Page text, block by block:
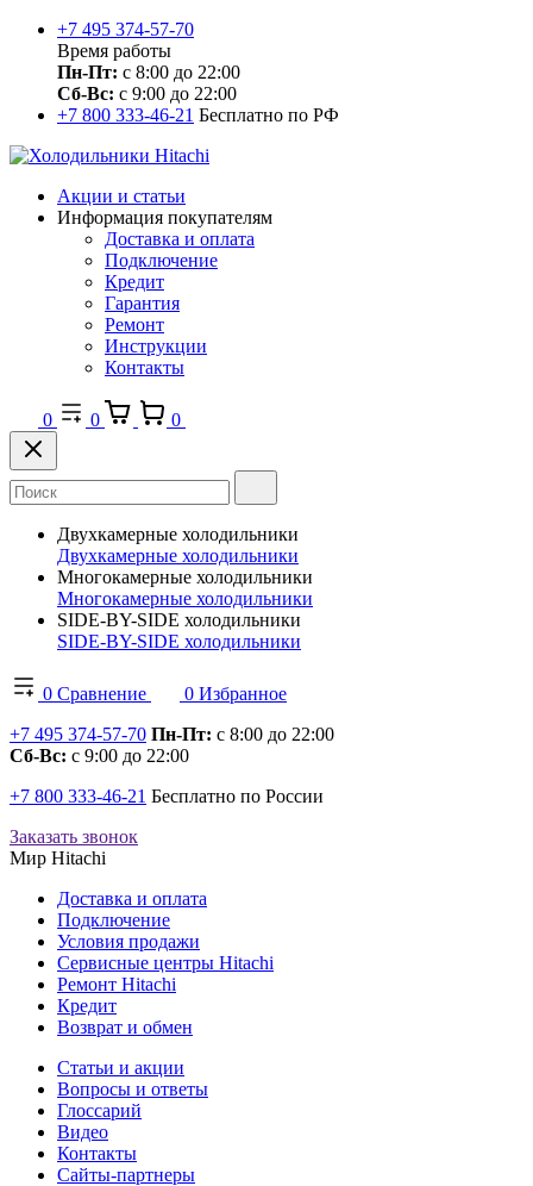
+7 495 374-57-70
Время работы
Пн-Пт: с 8:00 до 22:00
Сб-Вс: с 9:00 до 22:00
+7 800 333-46-21 Бесплатно по РФ
Акции и статьи
Информация покупателям
Доставка и оплата
Подключение
Кредит
Гарантия
Ремонт
Инструкции
Контакты
0 0 0
Двухкамерные холодильники
Двухкамерные холодильники
Многокамерные холодильники
Многокамерные холодильники
SIDE-BY-SIDE холодильники
SIDE-BY-SIDE холодильники
0 Сравнение 0 Избранное
+7 495 374-57-70 Пн-Пт: с 8:00 до 22:00
Сб-Вс: с 9:00 до 22:00
+7 800 333-46-21 Бесплатно по России
Заказать звонок
Мир Hitachi
Доставка и оплата
Подключение
Условия продажи
Сервисные центры Hitachi
Ремонт Hitachi
Кредит
Возврат и обмен
Cтатьи и акции
Вопросы и ответы
Глоссарий
Видео
Контакты
Сайты-партнеры